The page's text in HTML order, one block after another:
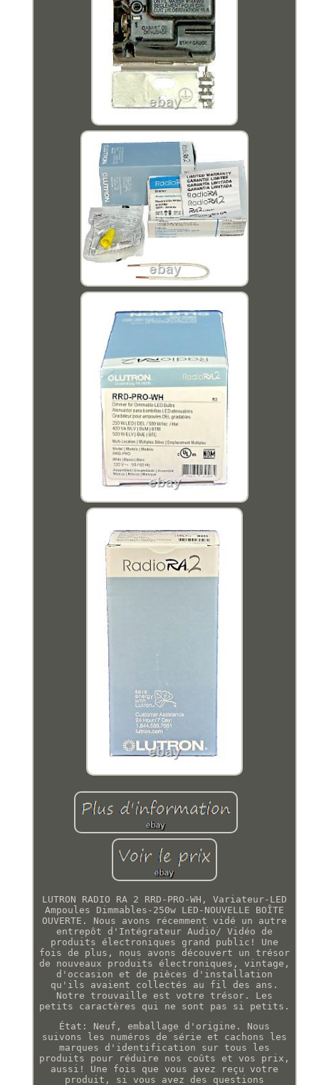
LUTRON RADIO RA 2 RRD-PRO-WH, Variateur-LED
Ampoules Dimmables-250w LED-NOUVELLE BOÎTE
OUVERTE. Nous avons récemment vidé un autre
entrepôt d'Intégrateur Audio/ Vidéo de
produits électroniques grand public! Une
fois de plus, nous avons découvert un trésor
de nouveaux produits électroniques, vintage,
d'occasion et de pièces d'installation
qu'ils avaient collectés au fil des ans.
Notre trouvaille est votre trésor. Les
petits caractères qui ne sont pas si petits.
État: Neuf, emballage d'origine. Nous
suivons les numéros de série et cachons les
marques d'identification sur tous les
produits pour réduire nos coûts et vos prix,
aussi! Une fois que vous avez reçu votre
produit, si vous avez des questions